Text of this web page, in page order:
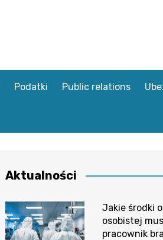
Podatki Public relations
Aktualności
Jakie środki
osobistej
pracownik